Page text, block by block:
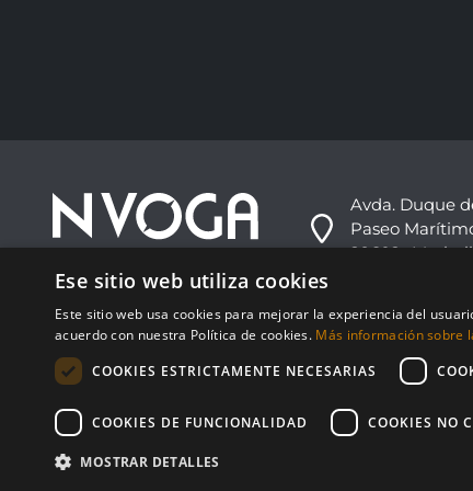
Avda. Duque
Paseo
29602 -
Ese sitio web utiliza cookies
Este sitio web usa cookies para mejorar la experiencia del
acuerdo con nuestra Política de cookies. Más información sobre
COOKIES ESTRICTAMENTE NECESARIAS
COOKIES DE FUNCIONALIDAD COOKIES NO
MOSTRAR DETALLES